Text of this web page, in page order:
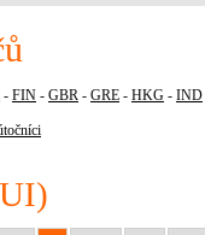
- FIN - GBR - GRE - HKG - IND